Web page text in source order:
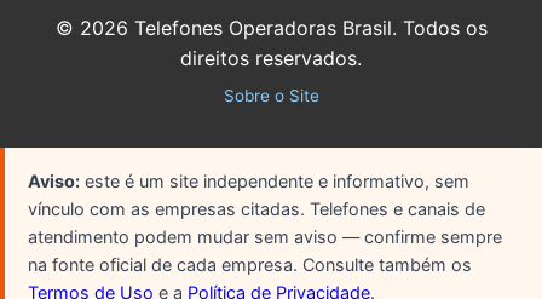
© 2026 Telefones Operadoras Brasil. Todos os
direitos reservados.
Sobre o Site
Aviso: este é um site independente e informativo, sem
vínculo com as empresas citadas. Telefones e canais de
atendimento podem mudar sem aviso — confirme sempre
na fonte oficial de cada empresa. Consulte também os
Termos de Uso e a Política de Privacidade.